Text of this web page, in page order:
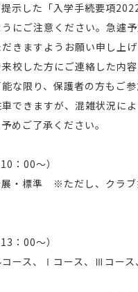
示した「入学手続要項
にご注意ください。急遽
きますようお願い申し上
校した方にご連絡した内容
な限り、保護者の方もご
できますが、混雑状況に
めご了承ください。
：00～）
・標準 ※ただし、クラブ
：00～）
ース、Ⅰコース、Ⅲコー